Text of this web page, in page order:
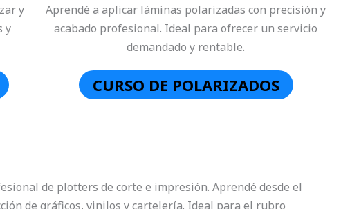
y
y
Aprendé a aplicar láminas polarizadas con precisión y
acabado profesional. Ideal para ofrecer un servicio
demandado y rentable.
CURSO DE POLARIZADOS
de plotters de corte e impresión. Aprendé desde el
de gráficos, vinilos y cartelería. Ideal para el rubro